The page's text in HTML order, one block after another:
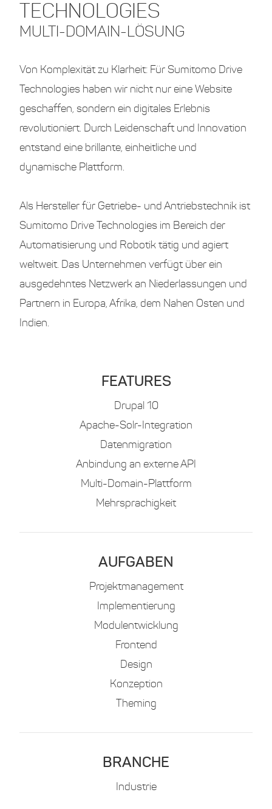
TECHNOLOGIES
MULTI-DOMAIN-LÖSUNG
Von Komplexität zu Klarheit: Für Sumitomo Drive
Technologies haben wir nicht nur eine Website
geschaffen, sondern ein digitales Erlebnis
revolutioniert. Durch Leidenschaft und Innovation
entstand eine brillante, einheitliche und
dynamische Plattform.
Als Hersteller für Getriebe- und Antriebstechnik ist
Sumitomo Drive Technologies im Bereich der
Automatisierung und Robotik tätig und agiert
weltweit. Das Unternehmen verfügt über ein
ausgedehntes Netzwerk an Niederlassungen und
Partnern in Europa, Afrika, dem Nahen Osten und
Indien.
FEATURES
Drupal 10
Apache-Solr-Integration
Datenmigration
Anbindung an externe API
Multi-Domain-Plattform
Mehrsprachigkeit
AUFGABEN
Projektmanagement
Implementierung
Modulentwicklung
Frontend
Design
Konzeption
Theming
BRANCHE
Industrie